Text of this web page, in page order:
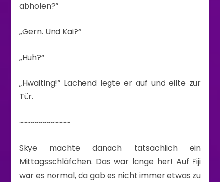
abholen?“
„Gern. Und Kai?“
„Huh?“
„Hwaiting!“ Lachend legte er auf und eilte zur
Tür.
~~~~~~~~~~~~~
Skye machte danach tatsächlich ein
Mittagsschläfchen. Das war lange her! Auf Fiji
war es normal, da gab es nicht immer etwas zu